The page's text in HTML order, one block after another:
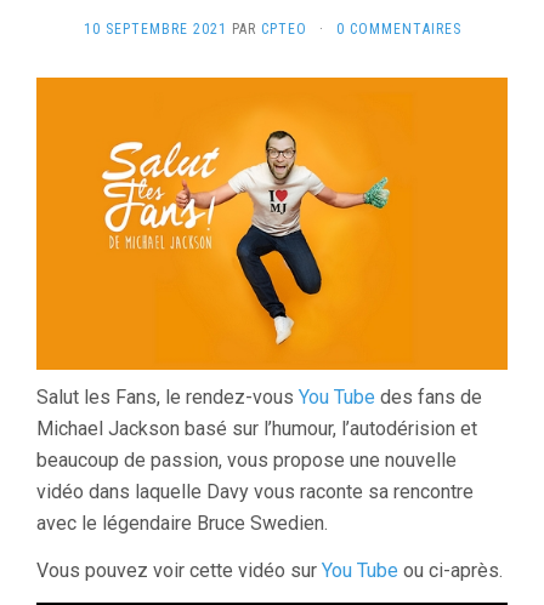
10 SEPTEMBRE 2021 PAR CPTEO · 0 COMMENTAIRES
Salut les Fans, le rendez-vous You Tube des fans de
Michael Jackson basé sur l’humour, l’autodérision et
beaucoup de passion, vous propose une nouvelle
vidéo dans laquelle Davy vous raconte sa rencontre
avec le légendaire Bruce Swedien.
Vous pouvez voir cette vidéo sur You Tube ou ci-après.